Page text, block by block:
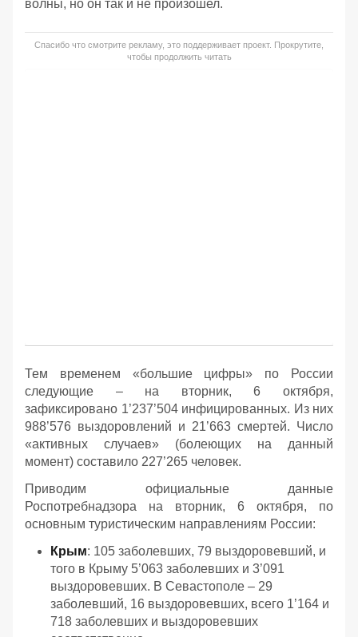
волны, но он так и не произошел.
Спасибо что смотрите рекламу, это поддерживает проект. Прокрутите,
чтобы продолжить читать
Тем временем «большие цифры» по России
следующие – на вторник, 6 октября,
зафиксировано 1’237’504 инфицированных. Из них
988’576 выздоровлений и 21’663 смертей. Число
«активных случаев» (болеющих на данный
момент) составило 227’265 человек.
Приводим официальные данные
Роспотребнадзора на вторник, 6 октября, по
основным туристическим направлениям России:
Крым: 105 заболевших, 79 выздоровевший, и
того в Крыму 5’063 заболевших и 3’091
выздоровевших. В Севастополе – 29
заболевший, 16 выздоровевших, всего 1’164 и
718 заболевших и выздоровевших